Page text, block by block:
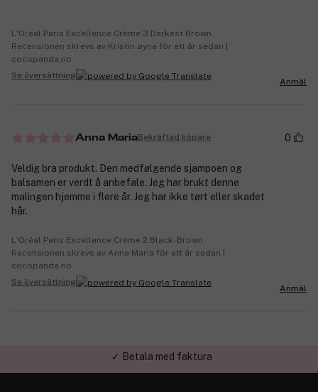
L'Oréal Paris Excellence Crème 3 Darkest Brown
Recensionen skrevs av Kristin øyna för ett år sedan |
cocopanda.no
Se översättning
Anmäl
Anna MariaBekräftad köpare 0
Veldig bra produkt. Den medfølgende sjampoen og
balsamen er verdt å anbefale. Jeg har brukt denne
malingen hjemme i flere år. Jeg har ikke tørt eller skadet
hår.
L'Oréal Paris Excellence Crème 2 Black-Brown
Recensionen skrevs av Anna Maria för ett år sedan |
cocopanda.no
Se översättning
Anmäl
✓ Trygg E-handel